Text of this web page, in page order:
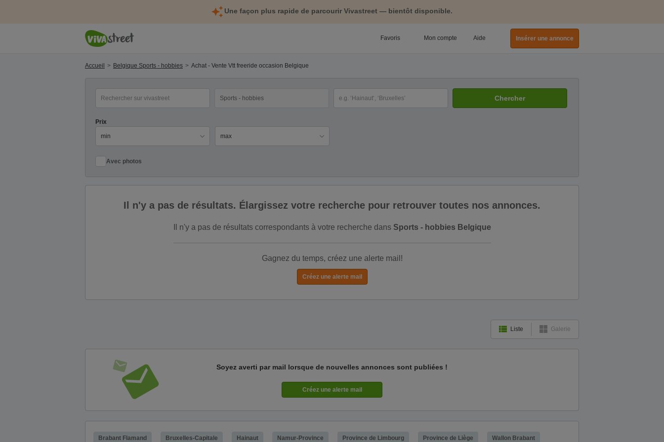
Une façon plus rapide de parcourir Vivastreet — bientôt disponible.
Favoris Mon compte Aide Insérer une annonce
Accueil Belgique Sports - hobbies Achat - Vente Vtt freeride occasion Belgique
Chercher
Prix
Avec photos
Il n'y a pas de résultats. Élargissez votre recherche pour retrouver toutes nos annonces.
Il n'y a pas de résultats correspondants à votre recherche dans Sports - hobbies Belgique
Gagnez du temps, créez une alerte mail!
Liste Galerie
Soyez averti par mail lorsque de nouvelles annonces sont publiées !
Brabant Flamand Bruxelles-Capitale Hainaut Namur-Province Province de Limbourg Province de Liège Wallon Brabant